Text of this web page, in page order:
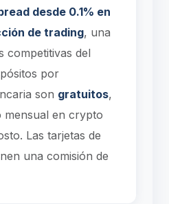
desde 0.1% en
de trading, una
competitivas del
por
son gratuitos,
en crypto
Las tarjetas de
una comisión de